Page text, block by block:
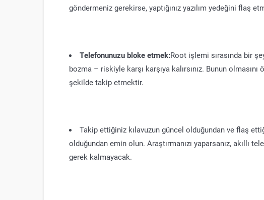
göndermeniz gerekirse, yaptığınız yazılım yedeğini flaş
Telefonunuzu bloke etmek:Root işlemi sırasında bir
bozma – riskiyle karşı karşıya kalırsınız. Bunun
şekilde takip etmektir.
Takip ettiğiniz kılavuzun güncel olduğundan ve flaş
olduğundan emin olun. Araştırmanızı yaparsanız, akıllı
gerek kalmayacak.